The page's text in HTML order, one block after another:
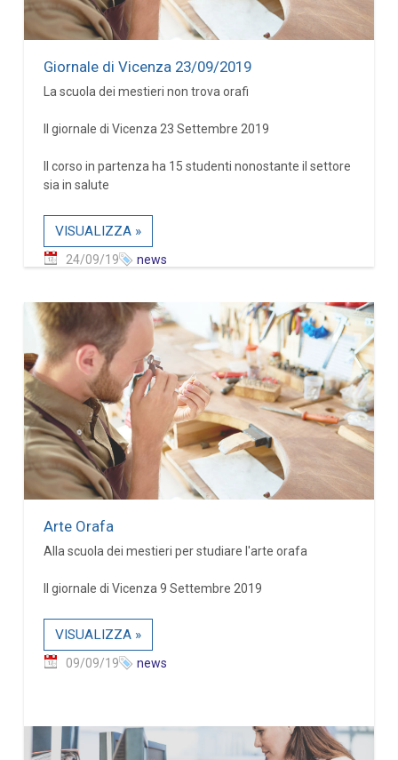
Giornale di Vicenza 23/09/2019
La scuola dei mestieri non trova orafi
Il giornale di Vicenza 23 Settembre 2019
Il corso in partenza ha 15 studenti nonostante il settore
sia in salute
VISUALIZZA »
24/09/19 news
Arte Orafa
Alla scuola dei mestieri per studiare l'arte orafa
Il giornale di Vicenza 9 Settembre 2019
VISUALIZZA »
09/09/19 news